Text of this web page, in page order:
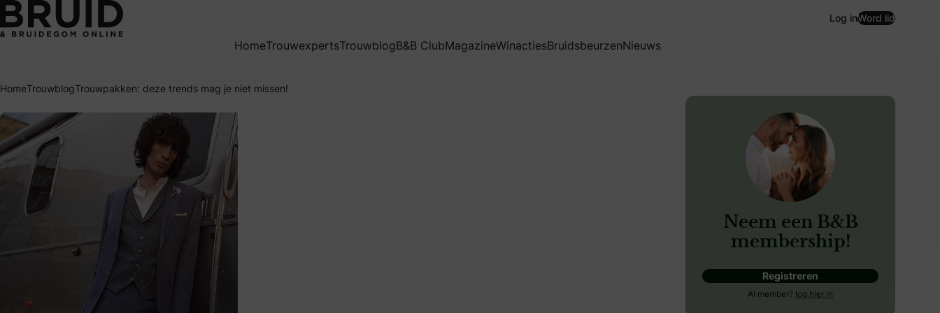
Trouwpakken: deze trends mag je niet missen!
Log inWord lid
HomeTrouwexpertsTrouwblogB&B ClubMagazineWinactiesBruidsbeurzenNieuws
HomeTrouwblogTrouwpakken: deze trends mag je niet missen!
Neem een B&B
membership!
Registreren
Al member? log hier in